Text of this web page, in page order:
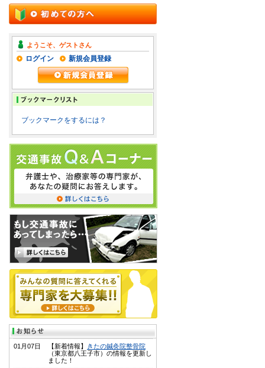
ようこそ、ゲストさん
ログイン 新規会員登録
ブックマークをするには？
01月07日 【新着情報】
きたの鍼灸院整骨院
（東京都八王子市）の情報を更新し
ました！